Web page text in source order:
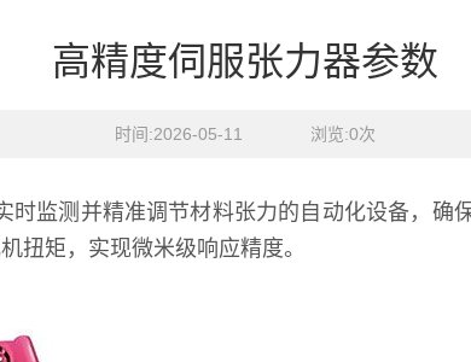
高精度伺服张力器参数
时间:2026-05-11    浏览:0次
时监测并精准调节材料张力的自动化设备，
扭矩，实现微米级响应精度。